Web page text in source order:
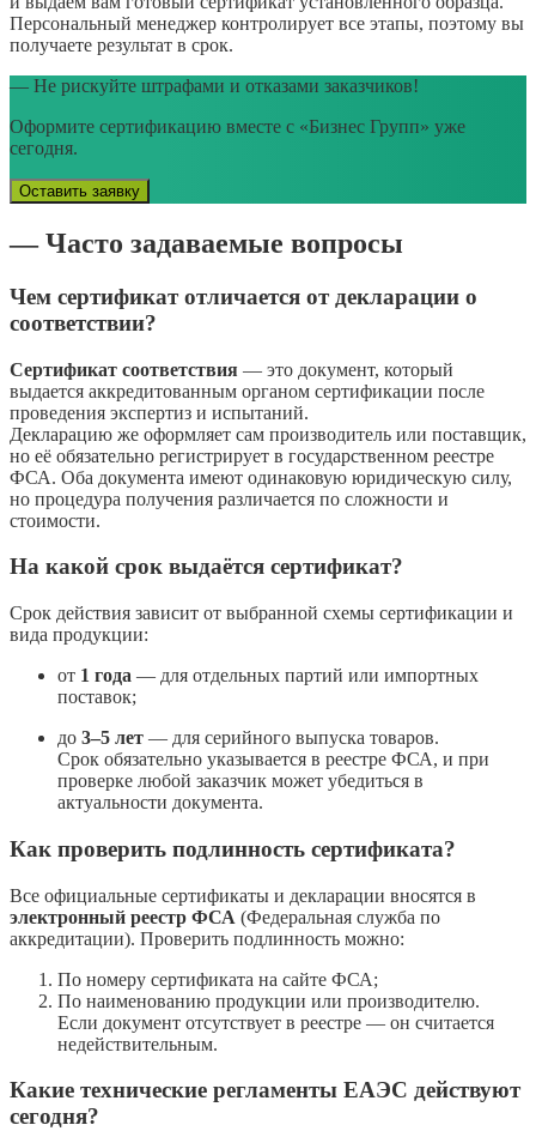
Персональный менеджер контролирует все этапы, поэтому вы
получаете результат в срок.
— Не рискуйте штрафами и отказами заказчиков!
Оформите сертификацию вместе с «Бизнес Групп» уже
сегодня.
Оставить заявку
— Часто задаваемые вопросы
Чем сертификат отличается от декларации о
соответствии?
Сертификат соответствия — это документ, который
выдается аккредитованным органом сертификации после
проведения экспертиз и испытаний.
Декларацию же оформляет сам производитель или поставщик,
но её обязательно регистрирует в государственном реестре
ФСА. Оба документа имеют одинаковую юридическую силу,
но процедура получения различается по сложности и
стоимости.
На какой срок выдаётся сертификат?
Срок действия зависит от выбранной схемы сертификации и
вида продукции:
от 1 года — для отдельных партий или импортных
поставок;
до 3–5 лет — для серийного выпуска товаров.
Срок обязательно указывается в реестре ФСА, и при
проверке любой заказчик может убедиться в
актуальности документа.
Как проверить подлинность сертификата?
Все официальные сертификаты и декларации вносятся в
электронный реестр ФСА (Федеральная служба по
аккредитации). Проверить подлинность можно:
По номеру сертификата на сайте ФСА;
По наименованию продукции или производителю.
Если документ отсутствует в реестре — он считается
недействительным.
Какие технические регламенты ЕАЭС действуют
сегодня?